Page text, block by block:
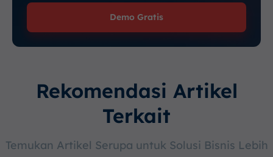
Demo Gratis
Rekomendasi Artikel
Terkait
Temukan Artikel Serupa untuk Solusi Bisnis Lebih